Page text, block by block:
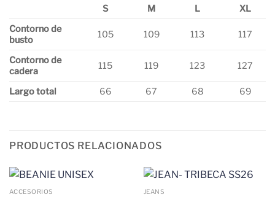
S M L
XL
Contorno de
busto
105 109 113 117
Contorno de
cadera
115 119 123 127
Largo total 66 67 68 69
PRODUCTOS RELACIONADOS
ACCESORIOS JEANS